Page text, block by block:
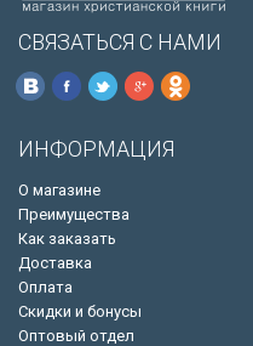
СВЯЗАТЬСЯ С НАМИ
ИНФОРМАЦИЯ
О магазине
Преимущества
Как заказать
Доставка
Оплата
Скидки и бонусы
Оптовый отдел